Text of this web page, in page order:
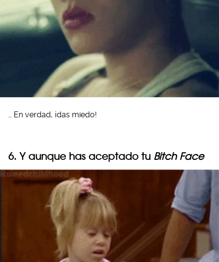
… En verdad, ¡das miedo!
6. Y aunque has aceptado tu Bitch Face